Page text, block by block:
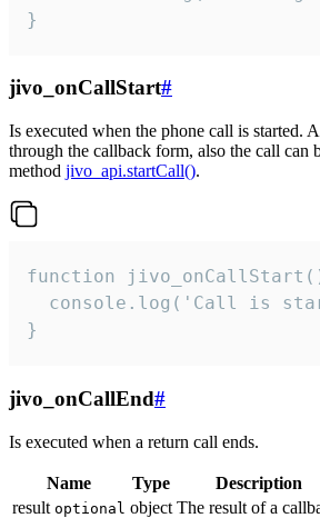
}
jivo_onCallStart#
Is executed when the phone call is started.
through the callback form, also the call can
method jivo_api.startCall().
function
console.log('Call is
}
jivo_onCallEnd#
Is executed when a return call ends.
Name Type
Description
result optional object The result of a